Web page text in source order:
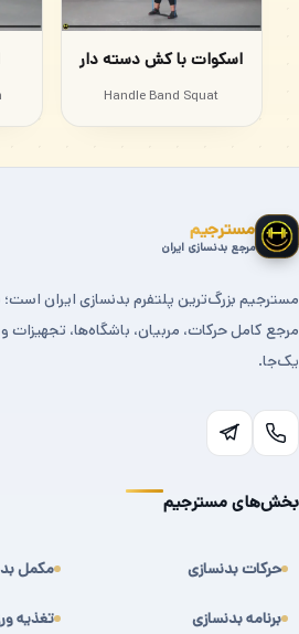
اسکوات با کش دسته دار
Handle Band Squat
مسترجیم
مرجع بدنسازی ایران
مسترجیم بزرگ‌ترین پلتفرم بدنسازی ایران است؛
مرجع کامل حرکات، مربیان، باشگاه‌ها،
یک‌جا.
بخش‌های مسترجیم
حرکات بدنسازی
برنامه بدنسازی
مکمل
تغذیه